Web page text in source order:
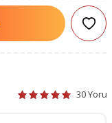
30